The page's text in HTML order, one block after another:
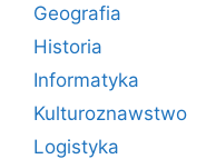
Geografia
Historia
Informatyka
Kulturoznawstwo
Logistyka